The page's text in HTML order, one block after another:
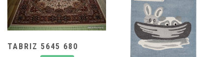
TABRIZ 5645 680